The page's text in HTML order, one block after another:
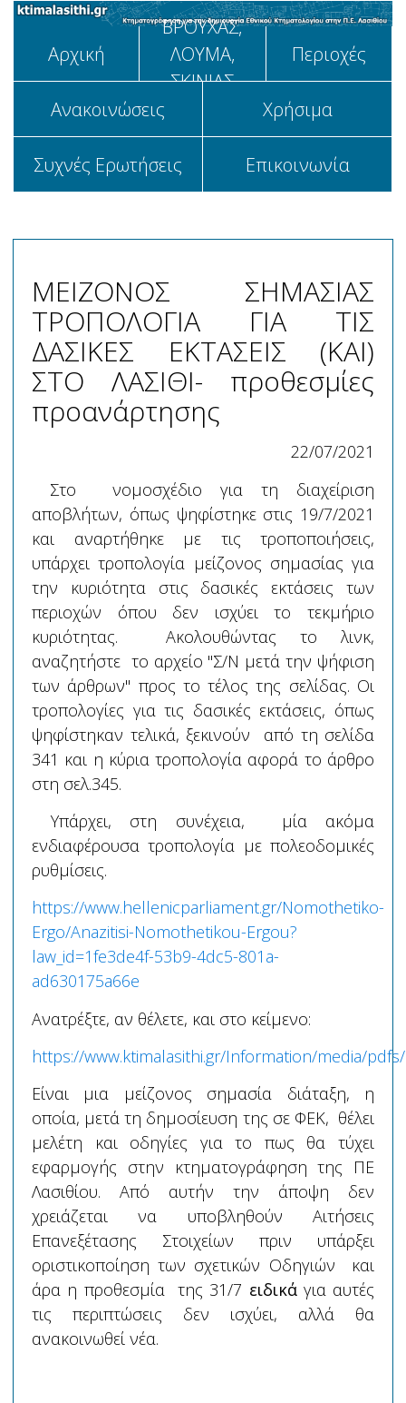
Αρχική
ΒΡΟΥΧΑΣ,
ΛΟΥΜΑ,
ΣΚΙΝΙΑΣ
Περιοχές
Aνακοινώσεις Χρήσιμα
Συχνές Ερωτήσεις Επικοινωνία
ΜΕΙΖΟΝΟΣ ΣΗΜΑΣΙΑΣ
ΤΡΟΠΟΛΟΓΙΑ ΓΙΑ ΤΙΣ
ΔΑΣΙΚΕΣ ΕΚΤΑΣΕΙΣ (ΚΑΙ)
ΣΤΟ ΛΑΣΙΘΙ- προθεσμίες
προανάρτησης
22/07/2021
Στο νομοσχέδιο για τη διαχείριση
αποβλήτων, όπως ψηφίστηκε στις 19/7/2021
και αναρτήθηκε με τις τροποποιήσεις,
υπάρχει τροπολογία μείζονος σημασίας για
την κυριότητα στις δασικές εκτάσεις των
περιοχών όπου δεν ισχύει το τεκμήριο
κυριότητας. Ακολουθώντας το λινκ,
αναζητήστε το αρχείο "Σ/Ν μετά την ψήφιση
των άρθρων" προς το τέλος της σελίδας. Οι
τροπολογίες για τις δασικές εκτάσεις, όπως
ψηφίστηκαν τελικά, ξεκινούν από τη σελίδα
341 και η κύρια τροπολογία αφορά το άρθρο
στη σελ.345.
Υπάρχει, στη συνέχεια, μία ακόμα
ενδιαφέρουσα τροπολογία με πολεοδομικές
ρυθμίσεις.
https://www.hellenicparliament.gr/Nomothetiko-
Ergo/Anazitisi-Nomothetikou-Ergou?
law_id=1fe3de4f-53b9-4dc5-801a-
ad630175a66e
Ανατρέξτε, αν θέλετε, και στο κείμενο:
https://www.ktimalasithi.gr/Information/media/
Είναι μια μείζονος σημασία διάταξη, η
οποία, μετά τη δημοσίευση της σε ΦΕΚ, θέλει
μελέτη και οδηγίες για το πως θα τύχει
εφαρμογής στην κτηματογράφηση της ΠΕ
Λασιθίου. Από αυτήν την άποψη δεν
χρειάζεται να υποβληθούν Αιτήσεις
Επανεξέτασης Στοιχείων πριν υπάρξει
οριστικοποίηση των σχετικών Οδηγιών και
άρα η προθεσμία της 31/7 ειδικάγια αυτές
τις περιπτώσεις δεν ισχύει, αλλά θα
ανακοινωθεί νέα.